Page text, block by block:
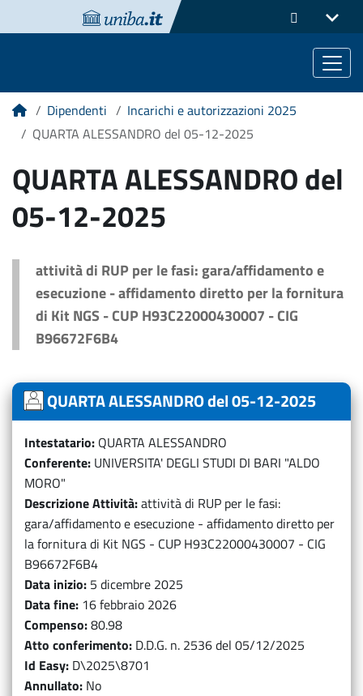
HomeDipendenti
Incarichi e autorizzazioni 2025
QUARTA ALESSANDRO del 05-12-2025
QUARTA ALESSANDRO del
05-12-2025
attività di RUP per le fasi: gara/affidamento e
esecuzione - affidamento diretto per la fornitura
di Kit NGS - CUP H93C22000430007 - CIG
B96672F6B4
QUARTA ALESSANDRO del 05-12-2025
Intestatario QUARTA ALESSANDRO
Conferente UNIVERSITA' DEGLI STUDI DI BARI "ALDO
MORO"
Descrizione Attività attività di RUP per le fasi:
gara/affidamento e esecuzione - affidamento diretto per
la fornitura di Kit NGS - CUP H93C22000430007 - CIG
B96672F6B4
Data inizio 5 dicembre 2025
Data fine 16 febbraio 2026
Compenso 80.98
Atto conferimento D.D.G. n. 2536 del 05/12/2025
Id Easy D\2025\8701
Annullato No